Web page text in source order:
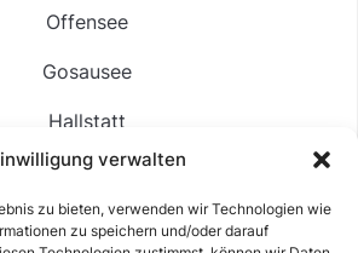
verwalten
zu bieten, verwenden wir Technologien wie
zu speichern und/oder darauf
Offensee
Gosausee
Hallstatt
Langbathsee
Altausseer See